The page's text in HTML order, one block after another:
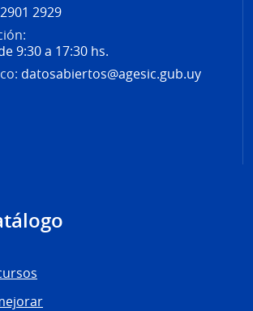
2929
9:30 a 17:30 hs.
datosabiertos@agesic.gub.uy